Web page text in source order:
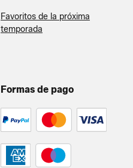
Favoritos de la próxima
temporada
Formas de pago